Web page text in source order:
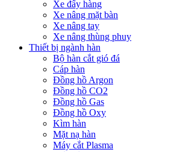
Xe đẩy hàng
Xe nâng mặt bàn
Xe nâng tay
Xe nâng thùng phuy
Thiết bị ngành hàn
Bộ hàn cắt gió đá
Cáp hàn
Đồng hồ Argon
Đồng hồ CO2
Đồng hồ Gas
Đồng hồ Oxy
Kìm hàn
Mặt nạ hàn
Máy cắt Plasma